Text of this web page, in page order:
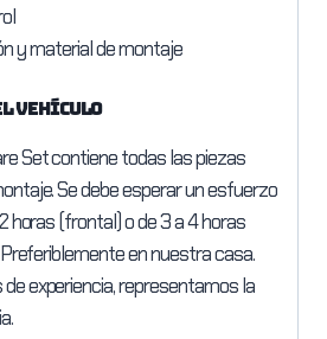
y material de montaje
vehículo
Set contiene todas las piezas
Se debe esperar un esfuerzo
horas (frontal) o de 3 a 4 horas
en nuestra casa.
experiencia, representamos la